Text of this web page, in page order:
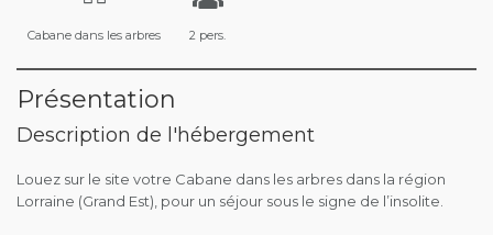
Cabane dans les arbres 2 pers.
Présentation
Description de l'hébergement
Louez sur le site votre Cabane dans les arbres dans la région
Lorraine (Grand Est), pour un séjour sous le signe de l’insolite.